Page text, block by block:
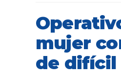
mujer
de difícil